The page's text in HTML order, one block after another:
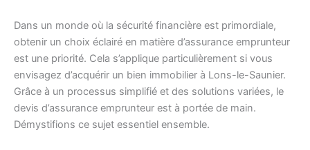
Dans un monde où la sécurité financière est primordiale,
obtenir un choix éclairé en matière d’assurance emprunteur
est une priorité. Cela s’applique particulièrement si vous
envisagez d’acquérir un bien immobilier à Lons-le-Saunier.
Grâce à un processus simplifié et des solutions variées, le
devis d’assurance emprunteur est à portée de main.
Démystifions ce sujet essentiel ensemble.